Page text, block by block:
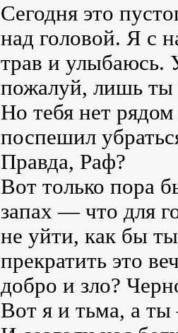
Сегодня это
над головой. Я с
трав и улыбаюсь.
пожалуй, лишь ты
Но тебя нет
поспешил
Правда, Раф?
Вот только пора
запах — что для
не уйти, как бы
прекратить это
добро и зло?
Вот я и тьма, а